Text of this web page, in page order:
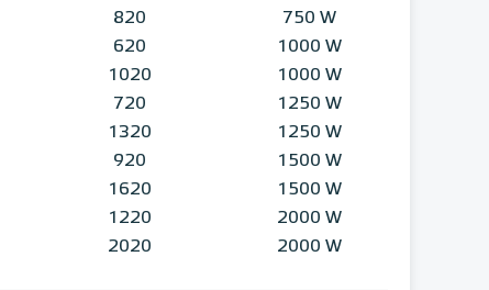
820
750 W
620
1000 W
1020
1000 W
720
1250 W
1320
1250 W
920
1500 W
1620
1500 W
1220
2000 W
2020 2000 W